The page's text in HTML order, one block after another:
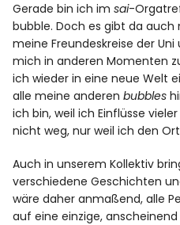
Gerade bin ich imsai-
bubble. Doch es gibt da
meine Freundeskreise der
mich in anderen Momenten
ich wieder in eine neue Welt
alle meine anderenbubbles
ich bin, weil ich Einflüsse
nicht weg, nur weil ich den
Auch in unserem Kollektiv
verschiedene Geschichten
wäre daher anmaßend, alle
auf eine einzige,